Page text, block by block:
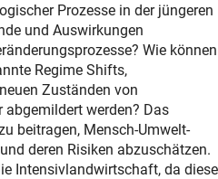
Prozesse in der jüngeren
und Auswirkungen
Wie können
Regime Shifts,
Zuständen von
abgemildert werden? Das
beitragen, Mensch-Umwelt-
deren Risiken abzuschätzen.
Intensivlandwirtschaft, da diese